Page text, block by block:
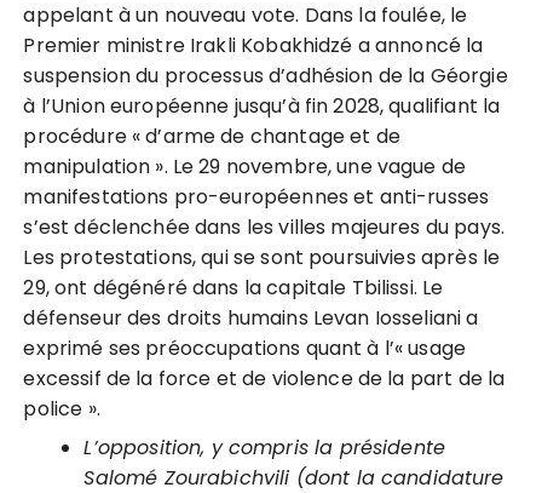
appelant à un nouveau vote. Dans la foulée, le
Premier ministre Irakli Kobakhidzé a annoncé la
suspension du processus d’adhésion de la Géorgie
à l’Union européenne jusqu’à fin 2028, qualifiant la
procédure « d’arme de chantage et de
manipulation ». Le 29 novembre, une vague de
manifestations pro-européennes et anti-russes
s’est déclenchée dans les villes majeures du pays.
Les protestations, qui se sont poursuivies après le
29, ont dégénéré dans la capitale Tbilissi. Le
défenseur des droits humains Levan Iosseliani a
exprimé ses préoccupations quant à l’« usage
excessif de la force et de violence de la part de la
police ».
L’opposition, y compris la présidente
Salomé Zourabichvili (dont la candidature